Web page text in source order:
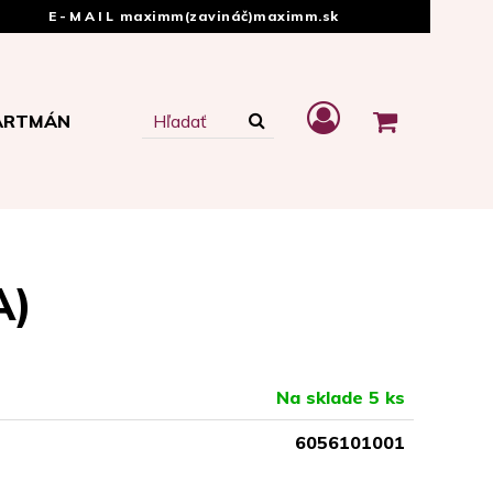
E-MAIL maximm(zavináč)maximm.sk
Na sklade 5 ks
6056101001